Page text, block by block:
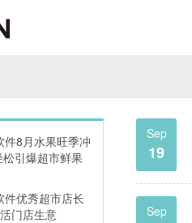
件8月水果旺季冲
引爆超市鲜果
件优秀超市店长
门店生意
Sep
19
Sep